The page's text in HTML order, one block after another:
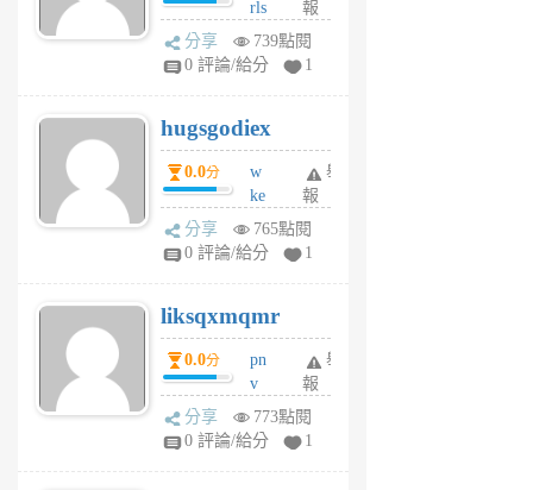
前
rls
k
m
6
個
月
前
報
分享
739點閱
0 評論/給分
1
hugsgodiex
0.0分
w
ke
rv
pj
6
個
月
前
舉
報
分享
765點閱
0 評論/給分
1
liksqxmqmr
0.0分
pn
v
wt
sv
舉
報
分享
773點閱
0 評論/給分
1